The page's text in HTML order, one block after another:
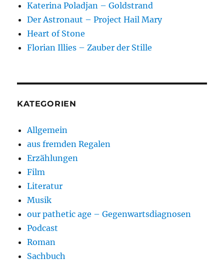
Katerina Poladjan – Goldstrand
Der Astronaut – Project Hail Mary
Heart of Stone
Florian Illies – Zauber der Stille
KATEGORIEN
Allgemein
aus fremden Regalen
Erzählungen
Film
Literatur
Musik
our pathetic age – Gegenwartsdiagnosen
Podcast
Roman
Sachbuch